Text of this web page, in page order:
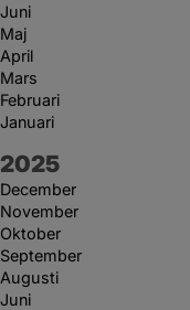
Juni
Maj
April
Mars
Februari
Januari
År:
2025
December
November
Oktober
September
Augusti
Juni